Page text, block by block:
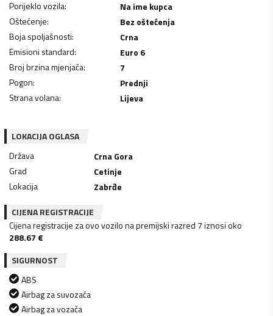
Porijeklo vozila:
Na ime kupca
Oštećenje:
Bez oštećenja
Boja spoljašnosti:
Crna
Emisioni standard:
Euro 6
Broj brzina mjenjača:
7
Pogon:
Prednji
Strana volana: Lijeva
LOKACIJA OGLASA
Država
Crna Gora
Grad
Cetinje
Lokacija
Zabrđe
CIJENA REGISTRACIJE
Cijena registracije za ovo vozilo na premijski razred 7 iznosi oko
288.67 €
SIGURNOST
ABS
Airbag za suvozača
Airbag za vozača